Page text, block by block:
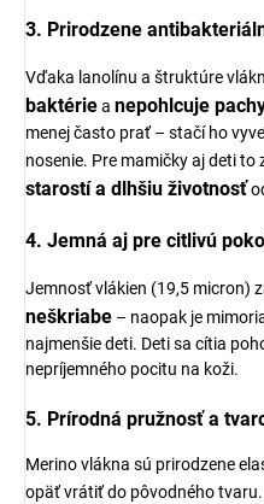
3. Prirodzene
Vďaka lanolínu a štruktúre
baktériea nepohlcuje
menej často prať – stačí ho
nosenie. Pre mamičky aj deti to
starostí a dlhšiu životnosť
4. Jemná aj pre citlivú
Jemnosť vlákien (19,5 micron)
neškriabe – naopak je
najmenšie deti. Deti sa cítia
nepríjemného pocitu na koži.
5. Prírodná pružnosť a
Merino vlákna sú prirodzene
opäť vrátiť do pôvodného